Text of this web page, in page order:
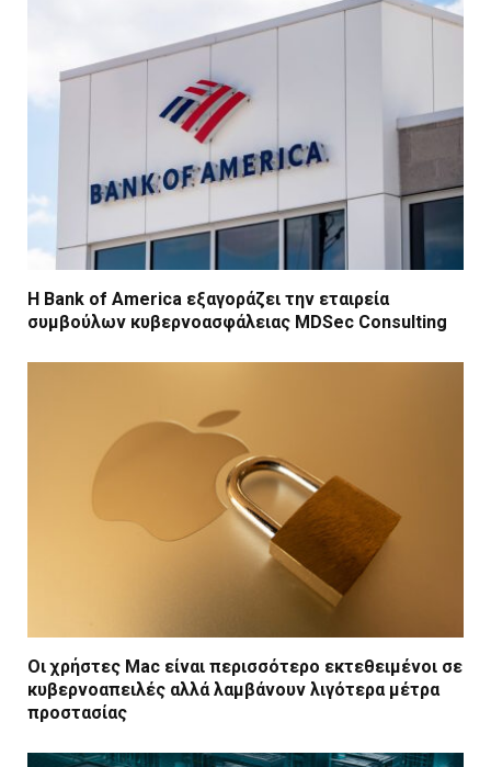
Η Bank of America εξαγοράζει την εταιρεία
συμβούλων κυβερνοασφάλειας MDSec Consulting
Οι χρήστες Mac είναι περισσότερο εκτεθειμένοι σε
κυβερνοαπειλές αλλά λαμβάνουν λιγότερα μέτρα
προστασίας